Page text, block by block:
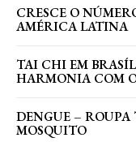
CRESCE O
AMÉRICA LATINA
TAI CHI EM
HARMONIA COM
DENGUE – ROUPA
MOSQUITO